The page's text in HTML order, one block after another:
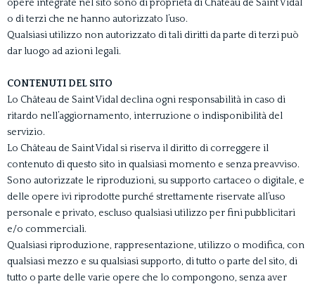
opere integrate nel sito sono di proprietà di Château de Saint Vidal
o di terzi che ne hanno autorizzato l’uso.
Qualsiasi utilizzo non autorizzato di tali diritti da parte di terzi può
dar luogo ad azioni legali.
CONTENUTI DEL SITO
Lo Château de Saint Vidal declina ogni responsabilità in caso di
ritardo nell’aggiornamento, interruzione o indisponibilità del
servizio.
Lo Château de Saint Vidal si riserva il diritto di correggere il
contenuto di questo sito in qualsiasi momento e senza preavviso.
Sono autorizzate le riproduzioni, su supporto cartaceo o digitale, e
delle opere ivi riprodotte purché strettamente riservate all’uso
personale e privato, escluso qualsiasi utilizzo per fini pubblicitari
e/o commerciali.
Qualsiasi riproduzione, rappresentazione, utilizzo o modifica, con
qualsiasi mezzo e su qualsiasi supporto, di tutto o parte del sito, di
tutto o parte delle varie opere che lo compongono, senza aver